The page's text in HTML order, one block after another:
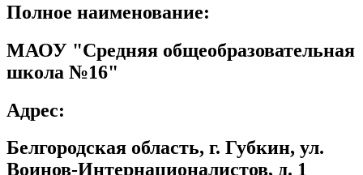
Полное наименование:
МАОУ "Средняя общеобразовательная
школа №16"
Адрес:
Белгородская область, г. Губкин, ул.
Воинов-Интернационалистов, д. 1